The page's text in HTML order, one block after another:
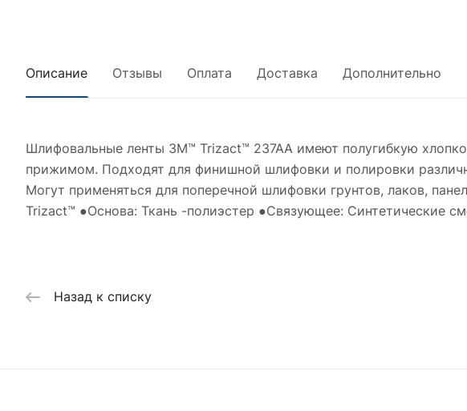
Описание Отзывы Оплата Доставка Дополнительно
Шлифовальные ленты 3M™ Trizact™ 237AA имеют полугибкую
прижимом. Подходят для финишной шлифовки и полировки
Могут применяться для поперечной шлифовки грунтов, лаков,
Trizact™ ●Основа: Ткань -полиэстер ●Связующее: Синтетические
Назад к списку